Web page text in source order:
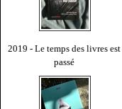
2019 - Le temps des livres est
passé